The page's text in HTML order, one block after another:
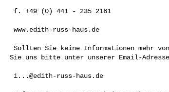
Sie uns bitte unter unserer Email-
i...@edith-russ-haus.de